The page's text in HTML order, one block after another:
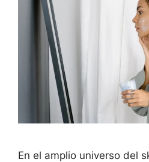
En el amplio universo del